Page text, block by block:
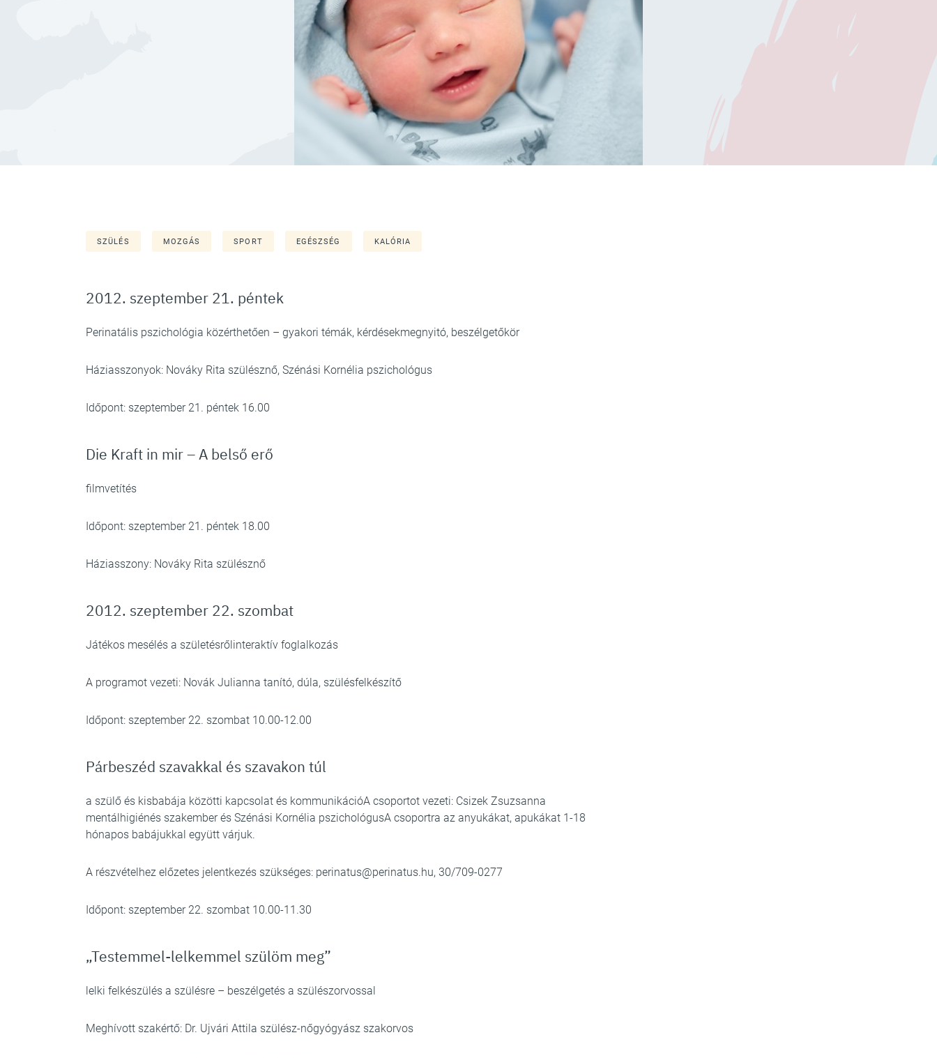
SZÜLÉS MOZGÁS SPORT EGÉSZSÉG KALÓRIA
2012. szeptember 21. péntek
Perinatális pszichológia közérthetően – gyakori témák, kérdésekmegnyitó, beszélgetőkör
Háziasszonyok: Nováky Rita szülésznő, Szénási Kornélia pszichológus
Időpont: szeptember 21. péntek 16.00
Die Kraft in mir – A belső erő
filmvetítés
Időpont: szeptember 21. péntek 18.00
Háziasszony: Nováky Rita szülésznő
2012. szeptember 22. szombat
Játékos mesélés a születésrőlinteraktív foglalkozás
A programot vezeti: Novák Julianna tanító, dúla, szülésfelkészítő
Időpont: szeptember 22. szombat 10.00-12.00
Párbeszéd szavakkal és szavakon túl
a szülő és kisbabája közötti kapcsolat és kommunikációA csoportot vezeti: Csizek Zsuzsanna
mentálhigiénés szakember és Szénási Kornélia pszichológusA csoportra az anyukákat, apukákat 1-18
hónapos babájukkal együtt várjuk.
A részvételhez előzetes jelentkezés szükséges: perinatus@perinatus.hu, 30/709-0277
Időpont: szeptember 22. szombat 10.00-11.30
„Testemmel-lelkemmel szülöm meg”
lelki felkészülés a szülésre – beszélgetés a szülészorvossal
Meghívott szakértő: Dr. Ujvári Attila szülész-nőgyógyász szakorvos